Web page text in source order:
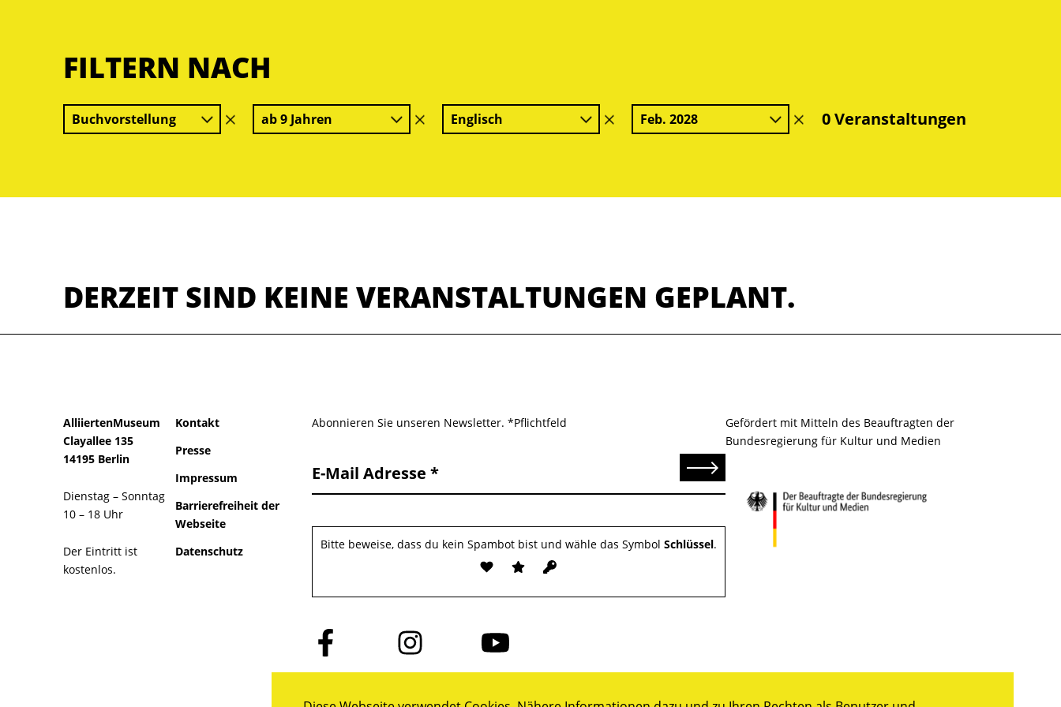
FILTERN NACH
Buchvorstellung
Filter
löschen
ab 9 Jahren
Filter
löschen
Englisch
Filter
löschen
Feb. 2028
Filter0 Veranstaltungen
DERZEIT SIND KEINE VERANSTALTUNGEN GEPLANT.
AlliiertenMuseum
Clayallee 135
14195 Berlin
Dienstag – Sonntag
10 – 18 Uhr
Der Eintritt ist
kostenlos.
Kontakt
Presse
Impressum
Barrierefreiheit der
Webseite
Datenschutz
Abonnieren Sie unseren Newsletter. *Pflichtfeld
E-Mail Adresse Senden
Bitte beweise, dass du kein Spambot bist und wähle das Symbol Schlüssel.
Folge
uns
auf
Folge
uns
auf
Folge
uns
auf
Gefördert mit Mitteln des Beauftragten der
Bundesregierung für Kultur und Medien